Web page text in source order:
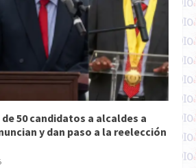
50 candidatos a alcaldes a
y dan paso a la reelección